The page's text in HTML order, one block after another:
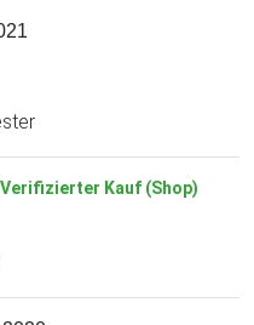
Verifizierter Kauf (Shop)